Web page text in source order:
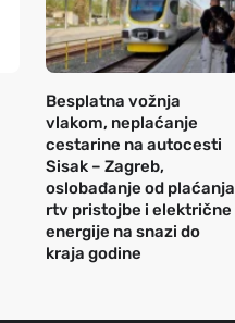
Besplatna vožnja
vlakom, neplaćanje
cestarine na autocesti
Sisak – Zagreb,
oslobađanje od plaćanja
rtv pristojbe i električne
energije na snazi do
kraja godine